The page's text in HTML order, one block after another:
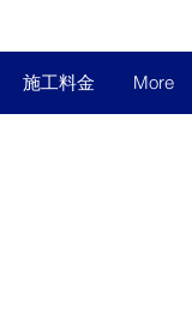
施工料金 More